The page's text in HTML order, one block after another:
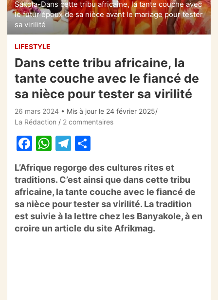
Sakola-Dans cette tribu africaine, la tante couche avec
le futur époux de sa nièce avant le mariage pour tester
sa virilité
LIFESTYLE
Dans cette tribu africaine, la
tante couche avec le fiancé de
sa nièce pour tester sa virilité
26 mars 2024 • Mis à jour le 24 février 2025
La Rédaction
2 commentaires
F
a
c
e
b
o
o
W
at
s
A
p
p
T
e
gr
a
m
ta
g
er
L’Afrique regorge des cultures rites et
traditions. C’est ainsi que dans cette tribu
africaine, la tante couche avec le fiancé de
sa nièce pour tester sa virilité. La tradition
est suivie à la lettre chez les Banyakole, à en
croire un article du site Afrikmag.